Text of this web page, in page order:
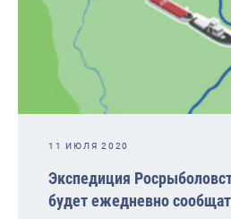
11 ИЮЛЯ 2020
Экспедиция
будет ежедневно